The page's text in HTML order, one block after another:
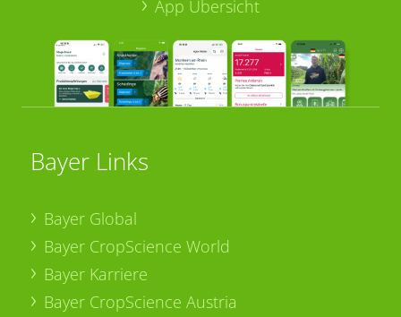
App Übersicht
Bayer Links
Bayer Global
Bayer CropScience World
Bayer Karriere
Bayer CropScience Austria